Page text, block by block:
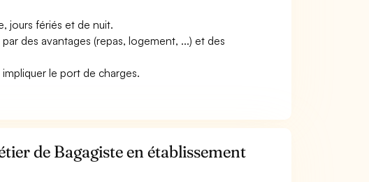
jours fériés et de nuit.
des avantages (repas, logement, ...) et des
le port de charges.
de Bagagiste en établissement